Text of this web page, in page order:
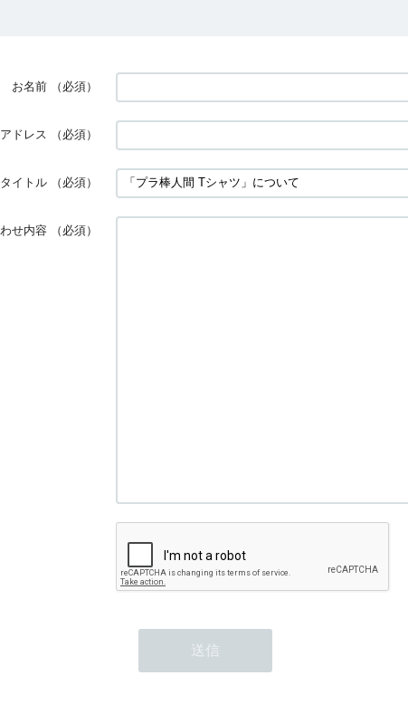
お名前 （必須）
ドレス （必須）
イトル （必須）
せ内容 （必須）